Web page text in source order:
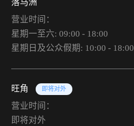
落马洲
营业时间：
星期一至六: 09:00 - 18:00
星期日及公众假期: 10:00 - 18:00
旺角 即将对外
营业时间：
即将对外